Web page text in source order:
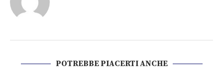
POTREBBE PIACERTI ANCHE